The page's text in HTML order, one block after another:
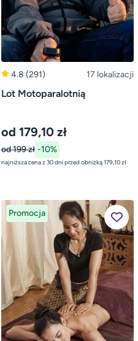
4.8 (291) 17 lokalizacji
Lot Motoparalotnią
od 179,10 zł
od 199 zł -10%
najniższa cena z 30 dni przed obniżką 179,10 zł
Promocja